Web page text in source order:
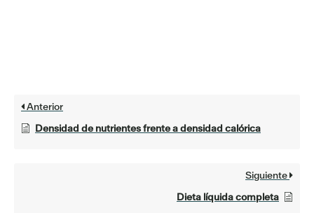
Anterior
Densidad de nutrientes frente a densidad calórica
Siguiente
Dieta líquida completa